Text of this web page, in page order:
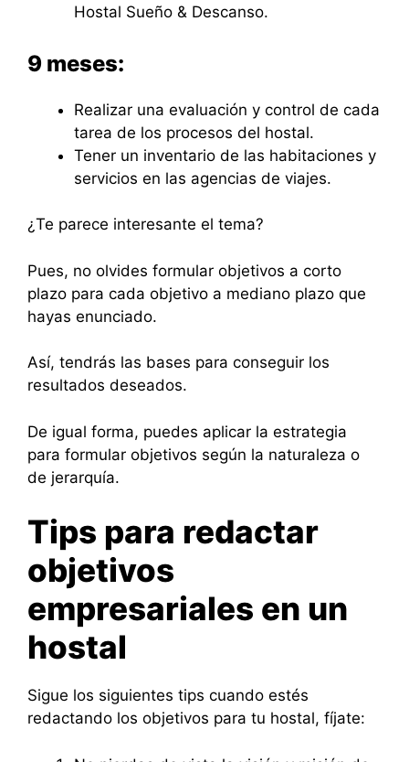
Hostal Sueño & Descanso.
9 meses:
Realizar una evaluación y control de cada
tarea de los procesos del hostal.
Tener un inventario de las habitaciones y
servicios en las agencias de viajes.
¿Te parece interesante el tema?
Pues, no olvides formular objetivos a corto
plazo para cada objetivo a mediano plazo que
hayas enunciado.
Así, tendrás las bases para conseguir los
resultados deseados.
De igual forma, puedes aplicar la estrategia
para formular objetivos según la naturaleza o
de jerarquía.
Tips para redactar
objetivos
empresariales en un
hostal
Sigue los siguientes tips cuando estés
redactando los objetivos para tu hostal, fíjate: